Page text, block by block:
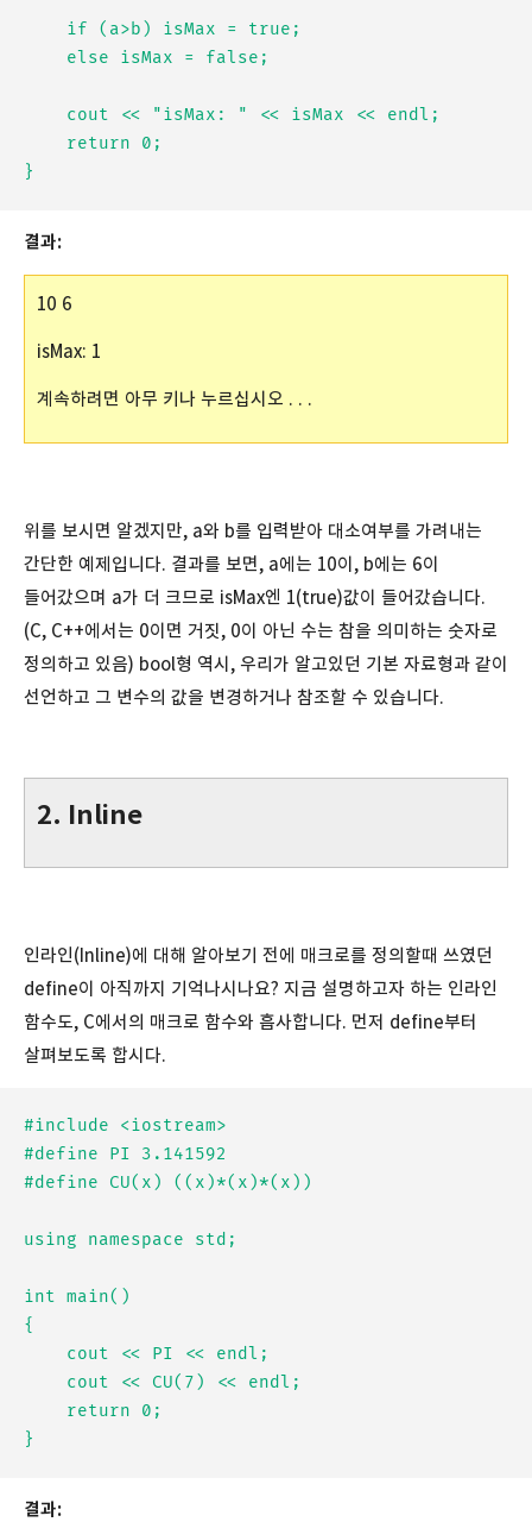
결과:
10 6
isMax: 1
계속하려면 아무 키나 누르십시오 . . .
위를 보시면 알겠지만, a와 b를 입력받아 대소여부를 가려내는
간단한 예제입니다. 결과를 보면, a에는 10이, b에는 6이
들어갔으며 a가 더 크므로 isMax엔 1(true)값이 들어갔습니다.
(C, C++에서는 0이면 거짓, 0이 아닌 수는 참을 의미하는 숫자로
정의하고 있음) bool형 역시, 우리가 알고있던 기본 자료형과 같이
선언하고 그 변수의 값을 변경하거나 참조할 수 있습니다.
2. Inline
인라인(Inline)에 대해 알아보기 전에 매크로를 정의할때 쓰였던
define이 아직까지 기억나시나요? 지금 설명하고자 하는 인라인
함수도, C에서의 매크로 함수와 흡사합니다. 먼저 define부터
살펴보도록 합시다.
#include <iostream>
#define PI 3.141592
#define CU(x) ((x)*(x)*(x))
using namespace std;
int main()
{
결과: